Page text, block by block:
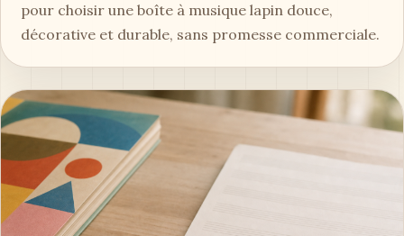
pour choisir une boîte à musique lapin douce,
décorative et durable, sans promesse commerciale.